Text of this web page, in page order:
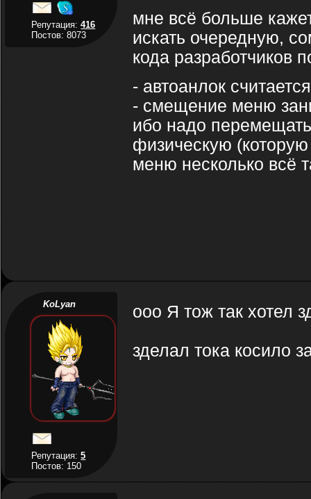
Репутация:416
Постов: 8073
мне всё больше
искать очередную,
кода разработчиков
- автоанлок
- смещение меню
ибо надо
физическую
меню несколько всё
KoLyan
Репутация:5
Постов: 150
ооо Я тож так хотел
зделал тока косило